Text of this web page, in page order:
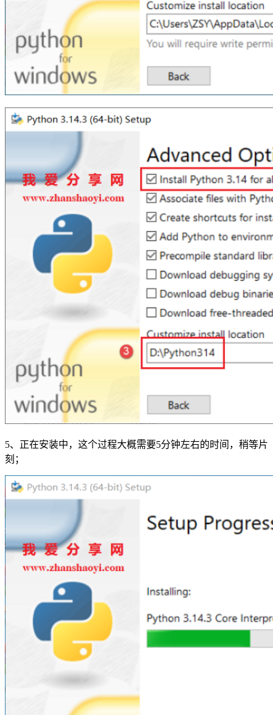
5、正在安装中，这个过程大概需要5分钟左右的时间，稍等片
刻；